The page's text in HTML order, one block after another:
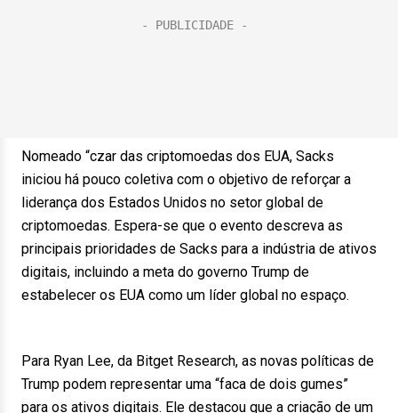
Nomeado “czar das criptomoedas dos EUA, Sacks
iniciou há pouco coletiva com o objetivo de reforçar a
liderança dos Estados Unidos no setor global de
criptomoedas. Espera-se que o evento descreva as
principais prioridades de Sacks para a indústria de ativos
digitais, incluindo a meta do governo Trump de
estabelecer os EUA como um líder global no espaço.
Para Ryan Lee, da Bitget Research, as novas políticas de
Trump podem representar uma “faca de dois gumes”
para os ativos digitais. Ele destacou que a criação de um